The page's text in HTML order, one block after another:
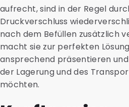
aufrecht, sind in der Regel
Druckverschluss
nach dem Befüllen zusätzlich
macht sie zur perfekten
ansprechend präsentieren
der Lagerung und des
möchten.